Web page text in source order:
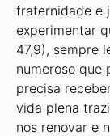
fraternidade e
experimentar
47,9), sempre
numeroso que
precisa
vida plena
nos renovar e